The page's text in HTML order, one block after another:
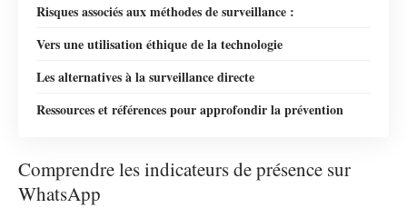
Risques associés aux méthodes de surveillance :
Vers une utilisation éthique de la technologie
Les alternatives à la surveillance directe
Ressources et références pour approfondir la prévention
Comprendre les indicateurs de présence sur
WhatsApp